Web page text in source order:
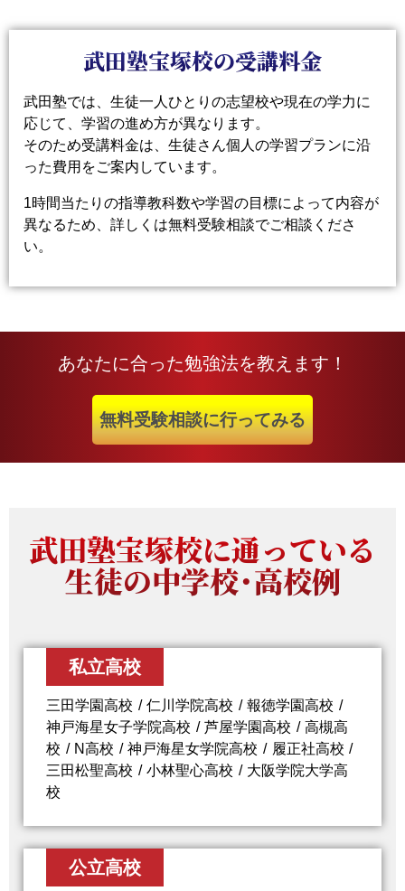
武田塾宝塚校の受講料金
武田塾では、生徒一人ひとりの志望校や現在の学力に
応じて、学習の進め方が異なります。
そのため受講料金は、生徒さん個人の学習プランに沿
った費用をご案内しています。
1時間当たりの指導教科数や学習の目標によって内容が
異なるため、詳しくは無料受験相談でご相談くださ
い。
あなたに合った勉強法を教えます！
無料受験相談に行ってみる
武田塾宝塚校に通っている
生徒の中学校・高校例
私立高校
三田学園高校 仁川学院高校
報徳学園高校
神戸海星女子学院高校
芦屋学園高校
高槻高
校
N高校 神戸海星女学院高校
履正社高校
三田松聖高校
小林聖心高校
大阪学院大学高
校
公立高校